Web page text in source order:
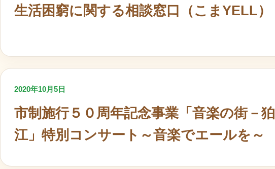
生活困窮に関する相談窓口（こまYELL）
2020年10月5日
市制施行５０周年記念事業「音楽の街－狛
江」特別コンサート～音楽でエールを～